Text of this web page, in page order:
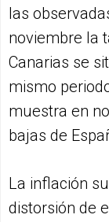
las
noviembre la
Canarias se
mismo
muestra en
bajas de
La inflación
distorsión de